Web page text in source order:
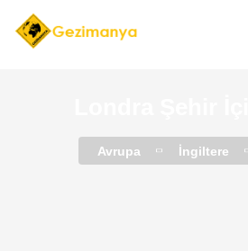
Avrupa İngiltere